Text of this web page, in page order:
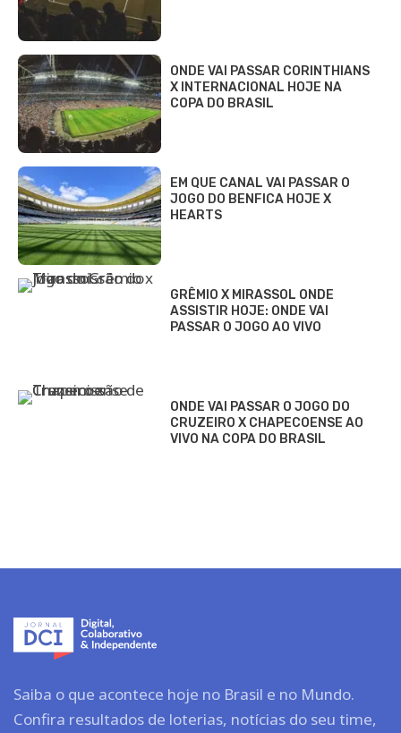
ONDE VAI PASSAR CORINTHIANS
X INTERNACIONAL HOJE NA
COPA DO BRASIL
EM QUE CANAL VAI PASSAR O
JOGO DO BENFICA HOJE X
HEARTS
GRÊMIO X MIRASSOL ONDE
ASSISTIR HOJE: ONDE VAI
PASSAR O JOGO AO VIVO
ONDE VAI PASSAR O JOGO DO
CRUZEIRO X CHAPECOENSE AO
VIVO NA COPA DO BRASIL
Saiba o que acontece hoje no Brasil e no Mundo.
Confira resultados de loterias, notícias do seu time,